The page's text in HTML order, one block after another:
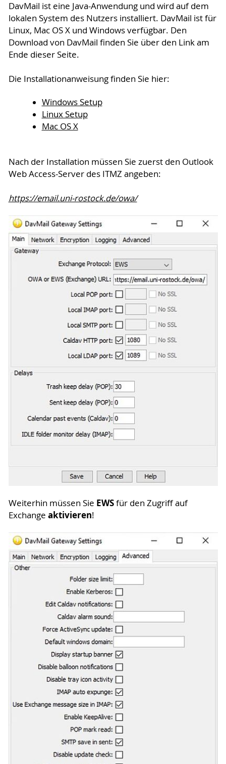
DavMail ist eine Java-Anwendung und wird auf dem
lokalen System des Nutzers installiert. DavMail ist für
Linux, Mac OS X und Windows verfügbar. Den
Download von DavMail finden Sie über den Link am
Ende dieser Seite.
Die Installationanweisung finden Sie hier:
Windows Setup
Linux Setup
Mac OS X
Nach der Installation müssen Sie zuerst den Outlook
Web Access-Server des ITMZ angeben:
https://email.uni-rostock.de/owa/
Weiterhin müssen Sie EWSfür den Zugriff auf
Exchange aktivieren!